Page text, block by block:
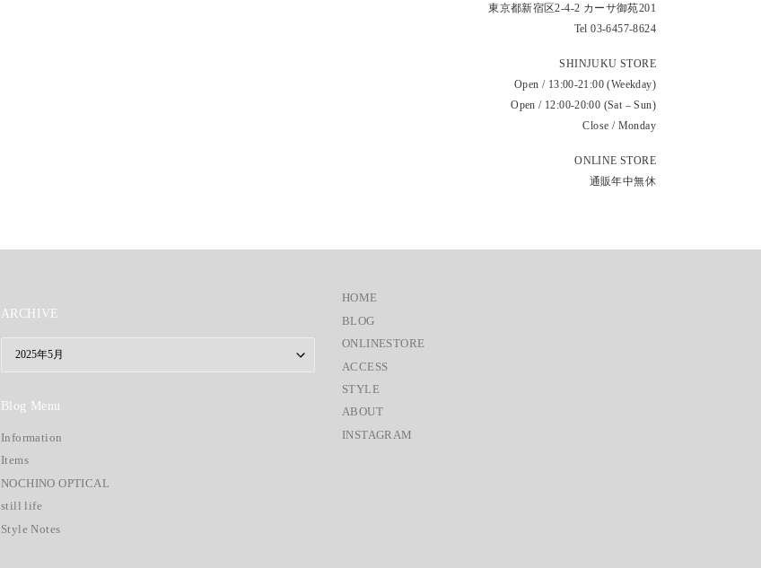
東京都新宿区2-4-2 カーサ御苑201
Tel 03-6457-8624
SHINJUKU STORE
Open / 13:00-21:00 (Weekday)
Open / 12:00-20:00 (Sat – Sun)
Close / Monday
ONLINE STORE
通販年中無休
ARCHIVE
Blog Menu
Information
Items
NOCHINO OPTICAL
still life
Style Notes
HOME
BLOG
ONLINESTORE
ACCESS
STYLE
ABOUT
INSTAGRAM